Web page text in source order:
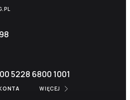
5228 6800 1001
WIĘCEJ